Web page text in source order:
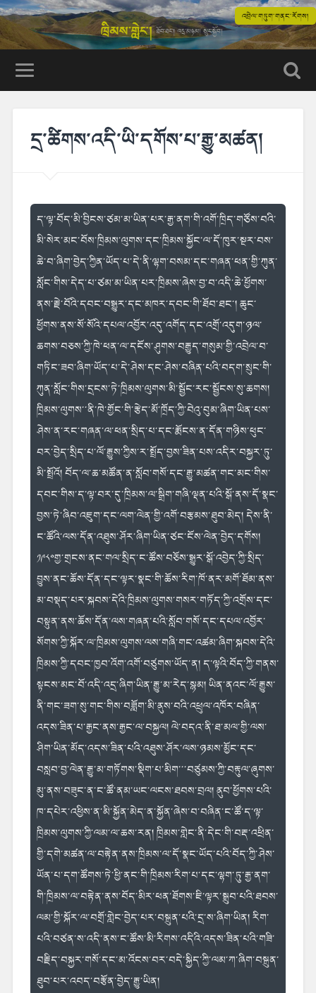
འབྲེལ་གཏུག་གནང་རོགས།
དྲ་ཚིགས་འདི་ཡི་དགོས་པ་རྒྱུ་མཚན།
ད་ལྟ་བོད་མི་བྱིངས་ཙམ་མ་ཡིན་པར་རྒྱ་ནག་གི་འགོ་ཁྲིད་གཙོས་བའི་
མི་སེར་མང་བོས་ཁྲིམས་ལུགས་དང་ཁྲིམས་སྐྱོང་ལ་དོ་ཁུར་སྔར་བས་
ཆེ་བ་ཞིག་བྱེད་ཀྱིན་ཡོད་པ་དེ་ནི་ལྷག་བསམ་དང་གཞན་ཕན་གྱི་ཀུན་
སློང་གིས་དེད་པ་ཙམ་མ་ཡིན་པར་ཁྲིམས་ཞེས་བྱ་བ་འདི་ཆེ་ཕྱོགས་
ནས་རྗེ་བོའི་དབང་བསྒྱུར་དང་མཁར་དབང་གི་ཐོབ་ཐང་། ཆུང་
ཕྱོགས་ནས་སོ་སོའི་དཔལ་འབྱོར་འདུ་འགོད་དང་འགྲོ་འདུག་ཉལ་
ཆགས་བཅས་ཀྱི་ཁེ་ཕན་ལ་དངོས་ཤུགས་བརྒྱུད་གསུམ་གྱི་འབྲེལ་བ་
གཏིང་ཟབ་ཞིག་ཡོད་པ་དེ་ཤེས་དང་ཤེས་བཞིན་པའི་བདག་སྲུང་གི་
ཀུན་སློང་གིས་དྲངས་ཏེ་ཁྲིམས་ལུགས་མི་སྦྱོང་རང་སྦྱོངས་སུ་ཆགས།
ཁྲིམས་ལུགས་་ནི་ཁེ་གྱོང་གི་རྩེད་མོ་ཁྲོད་ཀྱི་བེའུ་བུམ་ཞིག་ཡིན་པས་
ཤེས་ན་རང་གཞན་ལ་ཕན་སྲིད་པ་དང་རྨོངས་ན་དོན་གཉིས་ཕུང་
བར་བྱེད་སྲིད་པ་ལོ་རྒྱུས་ཀྱིས་ར་སྤྲོད་བྱས་ཟིན་པས་འདིར་བསྐྱར་ཏུ་
མི་སྤྲོའོ། བོད་ལ་ཆ་མཚོན་ན་སློབ་གསོ་དང་རྒྱུ་མཚན་གང་མང་གིས་
དབང་གིས་ད་ལྟ་བར་དུ་ཁྲིམས་ལ་སྒྲིག་གཞི་ལྡན་པའི་སྒོ་ནས་དོ་སྣང་
བྱས་ཏེ་ཞིབ་འཇུག་དང་ལག་ལེན་གྱི་འགོ་བརྩམས་ཐུབ་མེད། དེས་ནི་
ང་ཚོའི་ལས་དོན་འཐུས་ཤོར་ཞིག་ཡིན་ཙང་ངོས་ལེན་བྱེད་དགོས།
༡༩༨༠གྱ་གྲངས་ནང་གལ་སྲིད་ང་ཚོས་བཅོས་སྒྱུར་སྒོ་འབྱེད་ཀྱི་སྲིད་
བྱུས་ནང་ཆོས་དོན་དང་ལྟར་སྣང་གི་ཆོས་རིག་ཁོ་ནར་མགོ་ཐོམ་ནས་
མ་བསྡད་པར་སྐབས་དེའི་ཁྲིམས་ལུགས་གསར་གཏོད་ཀྱི་འགྲོས་དང་
བསྟུན་ནས་ཆོས་དོན་ལས་གཞན་པའི་སློབ་གསོ་དང་དཔལ་འབྱོར་
སོགས་ཀྱི་སྐོར་ལ་ཁྲིམས་ལུགས་ལས་གཞི་གང་འཚམ་ཞིག་སྐབས་དེའི་
ཁྲིམས་ཀྱི་དབང་ཁྱབ་འོག་འགོ་བཙུགས་ཡོད་ན། ད་ལྟའི་བོད་ཀྱི་གནས་
སྟངས་མང་བོ་འདི་འདྲ་ཞིག་ཡིན་རྒྱུ་མ་རེད་སྙམ། ཡིན་ནའང་ལོ་རྒྱུས་
ནི་གང་ཟག་སུ་གང་གིས་བཟློག་མི་ནུས་བའི་འཕྲུལ་འཁོར་བཞིན་
འདས་ཟིན་པ་རྒྱང་ནས་རྒྱང་ལ་བསྐྱལ། ལེ་བདའ་ནི་ཐ་མལ་གྱི་ལས་
ཤིག་ཡིན་མོད་འདས་ཟིན་པའི་འཐུས་ཤོར་ལས་ཉམས་མྱོང་དང་
བསླབ་བྱ་ལེན་རྒྱུ་མ་གཏོགས་སྡིག་པ་མིག་་་བཙུམས་ཀྱི་བརྟུལ་ཞུགས་
མུ་ནས་བཟུང་ན་ང་ཚོ་ནམ་ཡང་ལངས་ཐབས་བྲལ། ནུབ་ཕྱོགས་པའི་
ཁ་དཔེར་འཕྱིས་ན་མི་སྐྱོན་མེད་ན་སྐྱོན་ཞེས་བ་བཞིན་ང་ཚོ་ད་ལྟ་
ཁྲིམས་ལུགས་ཀྱི་ལམ་ལ་ཆས་རན། ཁྲིམས་གླེང་ནི་དེང་གི་བརྡ་འཕྲིན་
གྱི་དགེ་མཚན་ལ་བརྟེན་ནས་ཁྲིམས་ལ་དོ་སྣང་ཡོད་པའི་བོད་ཀྱི་ཤེས་
ཡོན་པ་དག་ཚོགས་ཏེ་ཕྱི་ནང་གི་ཁྲིམས་རིག་པ་དང་ལྷག་ཏུ་རྒྱ་ནག་
གི་ཁྲིམས་ལ་བརྟེན་ནས་བོད་མིར་ཕན་ཐོགས་ཇི་ལྟར་སྒྲུབ་པའི་ཐབས་
ལམ་གྱི་སྐོར་ལ་བགྲོ་གླེང་བྱེད་པར་བསྐྲུན་པའི་དྲ་ས་ཞིག་ཡིན། རིག་
པའི་བཙན་ས་འདི་ནས་ང་ཚོས་མི་རིགས་འདིའི་འདས་ཟིན་པའི་གཟི་
བརྗིད་བསྐྱར་གསོ་དང་མ་འོངས་བར་བདེ་སྐྱིད་ཀྱི་ལམ་ཀ་ཞིག་བསྐྲུན་
ཐུབ་པར་འབད་བརྩོན་བྱེད་རྒྱུ་ཡིན།